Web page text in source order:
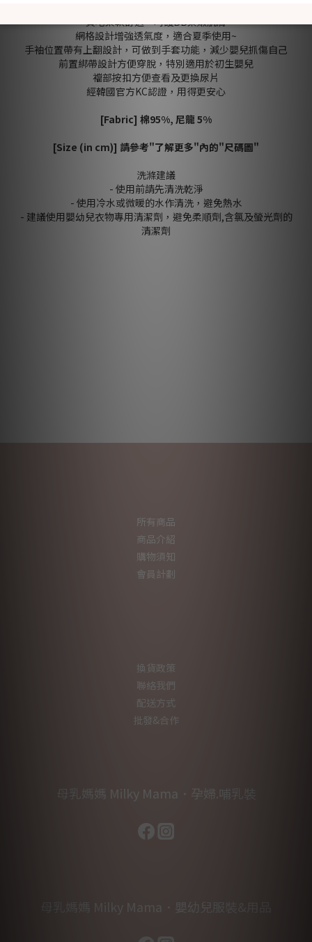
質地柔軟舒適，呵護BB柔嫩肌膚
網格設計增強透氣度，適合夏季使用~
手袖位置帶有上翻設計，可做到手套功能，減少嬰兒抓傷自己
前置綁帶設計方便穿脫，特別適用於初生嬰兒
襠部按扣方便查看及更換尿片
經韓國官方KC認證，用得更安心
[Fabric] 棉95%, 尼龍 5%
[Size (in cm)] 請參考"了解更多"內的"尺碼圖"
洗滌建議
- 使用前請先清洗乾淨
- 使用冷水或微暖的水作清洗，避免熱水
- 建議使用嬰幼兒衣物專用清潔劑，避免柔順劑,含氯及螢光劑的
清潔劑
所有商品
商品介紹
購物須知
會員計劃
換貨政策
聯絡我們
配送方式
批發&合作
母乳媽媽 Milky Mama．孕婦.哺乳裝
母乳媽媽 Milky Mama．嬰幼兒服裝&用品